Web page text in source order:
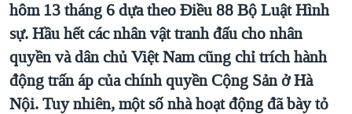
ĐỜI SỐNG
KINH TẾ
KHOA HỌC
SỨC KHOẺ
MỘT NĂM CHIẾN TRANH TẠI DẢI GAZA
GIẢI MÃ VÀNH ĐAI & CON ĐƯỜNG
NGÀY TỊ NẠN THẾ GIỚI
TRỊNH VĨNH BÌNH - NGƯỜI HẠ 'BÊN THẮNG CUỘC'
NGHE
MẠNG XÃ HỘI
hôm 13 tháng 6 dựa theo Điều 88 Bộ Luật Hình
sự. Hầu hết các nhân vật tranh đấu cho nhân
quyền và dân chủ Việt Nam cũng chỉ trích hành
động trấn áp của chính quyền Cộng Sản ở Hà
Nội. Tuy nhiên, một số nhà hoạt động đã bày tỏ